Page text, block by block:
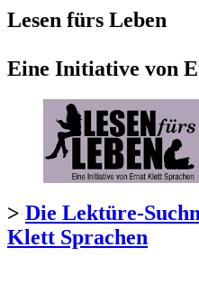
Lesen fürs Leben
Eine Initiative von
> Die Lektüre-
Klett Sprachen